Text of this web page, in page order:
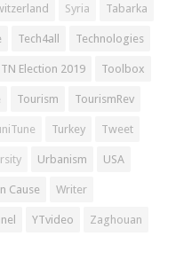
Syria Tabarka
Tech4all Technologies
TN Election 2019 Toolbox
Tourism TourismRev
Turkey Tweet
Urbanism USA
Cause Writer
YTvideo Zaghouan